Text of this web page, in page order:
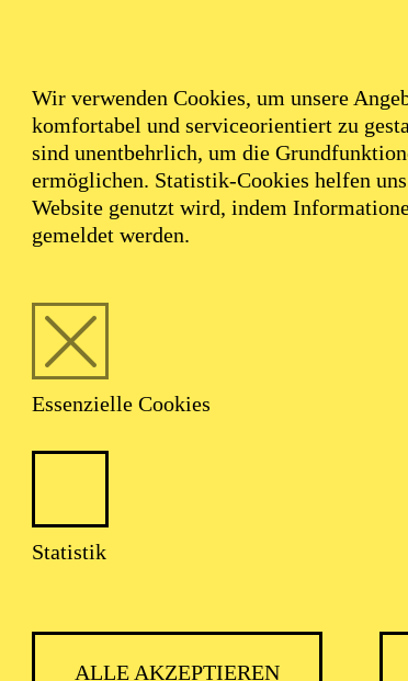
Wir verwenden Cookies, um unsere
komfortabel und serviceorientiert zu
sind unentbehrlich, um die
ermöglichen. Statistik-Cookies helfen
Website genutzt wird, indem
gemeldet werden.
Essenzielle Cookies
Statistik
ALLE AKZEPTIEREN
Tůma